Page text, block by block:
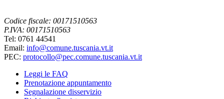
Codice fiscale: 00171510563
P.IVA: 00171510563
Tel: 0761 44541
Email: info@comune.tuscania.vt.it
PEC: protocollo@pec.comune.tuscania.vt.it
Leggi le FAQ
Prenotazione appuntamento
Segnalazione disservizio